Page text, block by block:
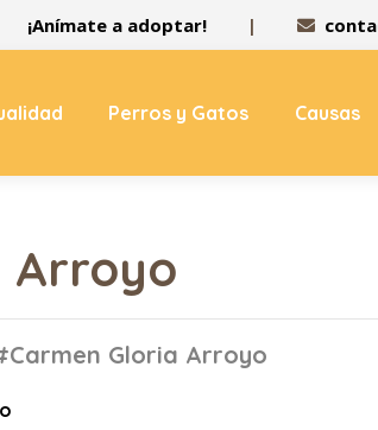
¡Anímate a adoptar! |
Perros y Gatos Causas
Arroyo
Gloria Arroyo